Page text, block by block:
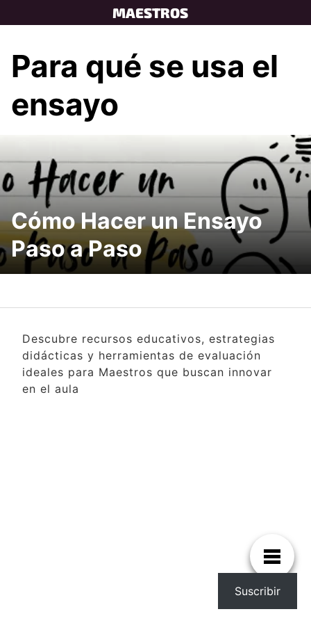
to
MAESTROS
Para qué se usa el
ensayo
Cómo Hacer un Ensayo
Paso a Paso
Descubre recursos educativos, estrategias
didácticas y herramientas de evaluación
ideales para Maestros que buscan innovar
en el aula
Suscribir